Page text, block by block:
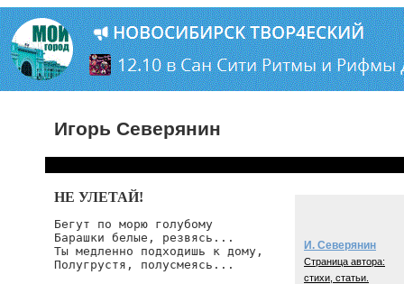
Игорь Северянин
НЕ УЛЕТАЙ!
Бегут по морю голубому
Барашки белые, резвясь...
Ты медленно подходишь к дому,
Полугрустя, полусмеясь...
И. Северянин
Страница автора:
стихи, статьи.